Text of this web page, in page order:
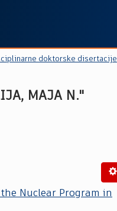
doktorske disertacije
MAJA N."
Nuclear Program in